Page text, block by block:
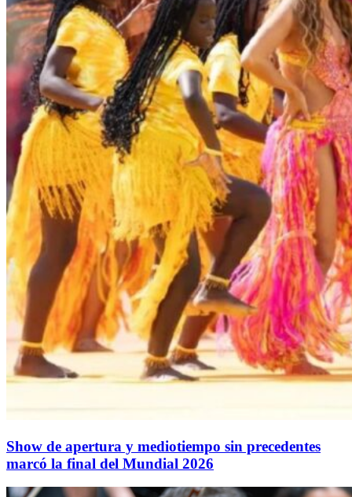
Show de apertura y mediotiempo sin precedentes
marcó la final del Mundial 2026